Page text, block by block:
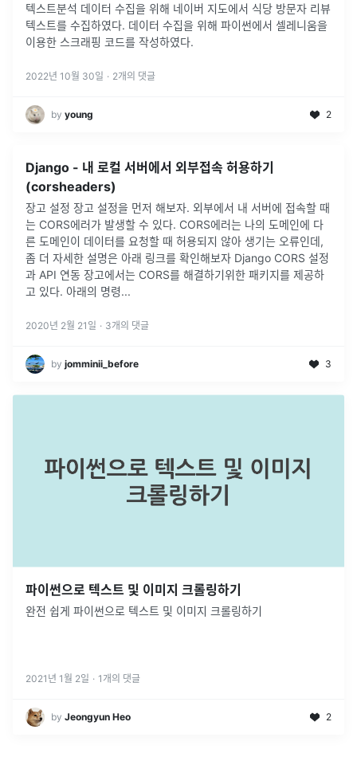
텍스트분석 데이터 수집을 위해 네이버 지도에서 식당 방문자 리뷰
텍스트를 수집하였다. 데이터 수집을 위해 파이썬에서 셀레니움을
이용한 스크래핑 코드를 작성하였다.
2022년 10월 30일 · 2개의 댓글
by young 2
Django - 내 로컬 서버에서 외부접속 허용하기
(corsheaders)
장고 설정 장고 설정을 먼저 해보자. 외부에서 내 서버에 접속할 때
는 CORS에러가 발생할 수 있다. CORS에러는 나의 도메인에 다
른 도메인이 데이터를 요청할 때 허용되지 않아 생기는 오류인데,
좀 더 자세한 설명은 아래 링크를 확인해보자 Django CORS 설정
과 API 연동 장고에서는 CORS를 해결하기위한 패키지를 제공하
고 있다. 아래의 명령...
2020년 2월 21일 · 3개의 댓글
by jomminii_before 3
파이썬으로 텍스트 및 이미지 크롤링하기
완전 쉽게 파이썬으로 텍스트 및 이미지 크롤링하기
2021년 1월 2일 · 1 개의 댓글
by Jeongyun Heo 2